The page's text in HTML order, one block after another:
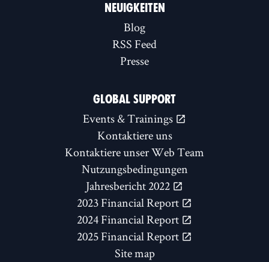
NEUIGKEITEN
Blog
RSS Feed
Presse
GLOBAL SUPPORT
Events & Trainings
Kontaktiere uns
Kontaktiere unser Web Team
Nutzungsbedingungen
Jahresbericht 2022
2023 Financial Report
2024 Financial Report
2025 Financial Report
Site map